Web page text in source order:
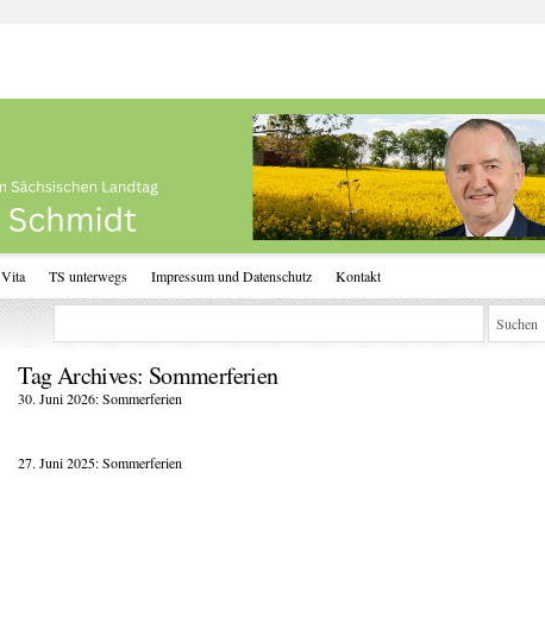
Vita TS unterwegs Impressum und Datenschutz Kontakt
Tag Archives: Sommerferien
30. Juni 2026: Sommerferien
27. Juni 2025: Sommerferien